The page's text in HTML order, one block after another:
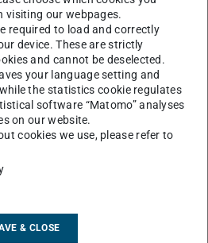
Dr. Tanja Brühl
Darmstadt ist eine
des öffentlichen Rechts gemäß
1 Nr. 1 HHG (Hessisches
Dezember 2009, GVBl. I S.
des TU Darmstadt-Gesetzes
Fortentwicklung der
vom 05. Dezember
Fassung vom 14. Dezember
autonome Universität des
visiting our webpages.
required to load and correctly
device. These are strictly
and cannot be deselected.
your language setting and
the statistics cookie regulates
software “Matomo” analyses
on our website.
cookies we use, please refer to
& CLOSE